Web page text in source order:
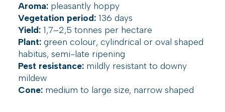
Aroma:pleasantly hoppy
Vegetation period:136 days
Yield:1,7–2,5 tonnes per hectare
Plant:green colour, cylindrical or oval shaped
habitus, semi-late ripening
Pest resistance:mildly resistant to downy
mildew
Cone:medium to large size, narrow shaped